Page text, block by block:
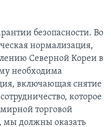
безопасности. Во
нормализация,
Северной Кореи в
необходима
включающая снятие
которое
торговой
мы должны оказать